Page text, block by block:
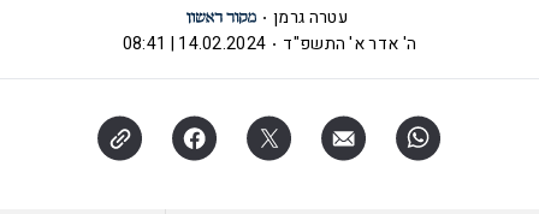
עטרה גרמן
ה' אדר א' התשפ"ד
14.02.2024 | 08:41